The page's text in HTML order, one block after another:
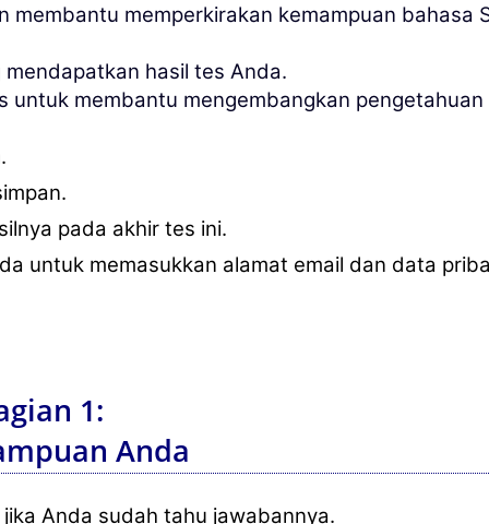
membantu memperkirakan kemampuan bahasa
hasil tes Anda.
untuk membantu mengembangkan
pada akhir tes ini.
untuk memasukkan alamat email dan data
1:
Anda
Anda sudah tahu jawabannya.